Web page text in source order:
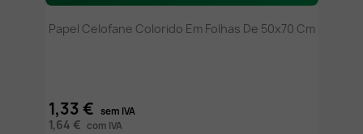
Papel Celofane Colorido Em Folhas De 50x70 Cm
1,33 € sem IVA
1,64 € com IVA